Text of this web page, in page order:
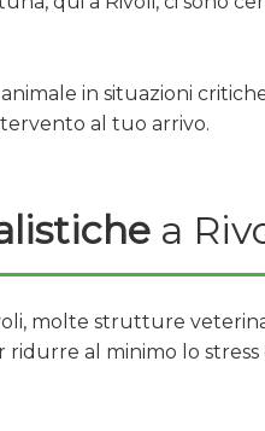
in situazioni
al tuo arrivo.
a
molte strutture
al minimo lo